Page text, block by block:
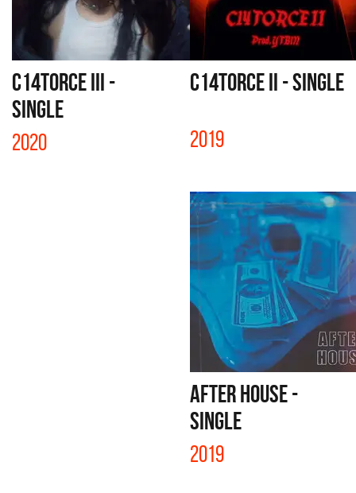
C14TORCE III -
SINGLE
2020
C14TORCE II - SINGLE
2019
AFTER HOUSE -
SINGLE
2019